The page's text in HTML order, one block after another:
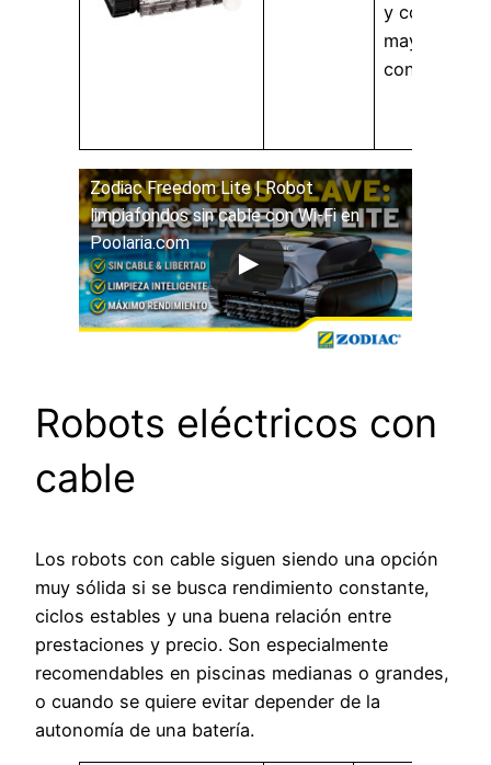
y con
mayor
control.
Zodiac Freedom Lite | Robot
limpiafondos sin cable con Wi-Fi en
Poolaria.com
Robots eléctricos con
cable
Los robots con cable siguen siendo una opción
muy sólida si se busca rendimiento constante,
ciclos estables y una buena relación entre
prestaciones y precio. Son especialmente
recomendables en piscinas medianas o grandes,
o cuando se quiere evitar depender de la
autonomía de una batería.